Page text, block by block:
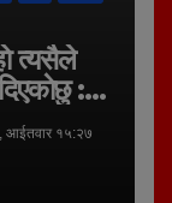
त्यसैले
:
आईतवार १५:२७